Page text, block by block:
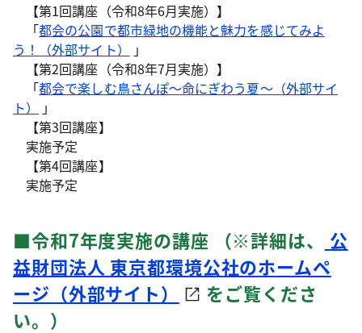
【第1回講座（令和8年6月実施）】
「都会の公園で都市緑地の機能と魅力を感じてみよ
う！（外部サイト）
」
【第2回講座（令和8年7月実施）】
「都会で楽しむ鳥さんぽ～命にぎわう夏～（外部サイ
ト）
」
【第3回講座】
実施予定
【第4回講座】
実施予定
■令和7年度実施の講座 （※詳細は、
公
益財団法人 東京都環境公社のホームペ
ージ（外部サイト）
をご覧くださ
い。）